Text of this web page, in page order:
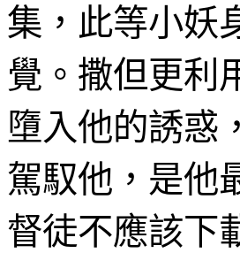
集，此等小妖
覺。撒但更利
墮入他的誘惑
駕馭他，是他
督徒不應該下